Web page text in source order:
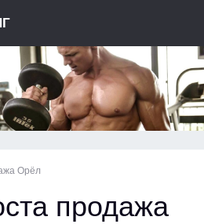
Орёл
продажа